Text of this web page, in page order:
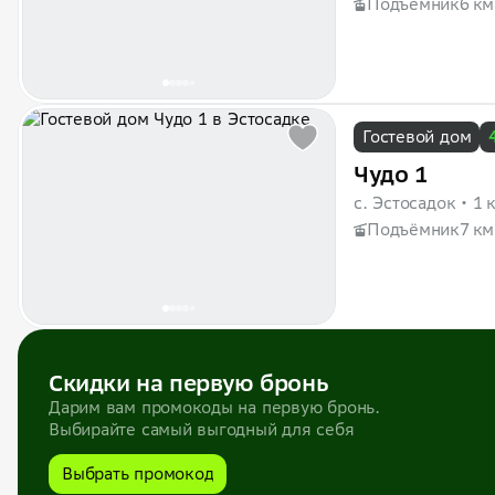
Гостевой дом
Чудо 1
с. Эстосадок
1
Подъёмник7 км
Скидки на первую бронь
Дарим вам промокоды на первую бронь.
Выбирайте самый выгодный для себя
Выбрать промокод